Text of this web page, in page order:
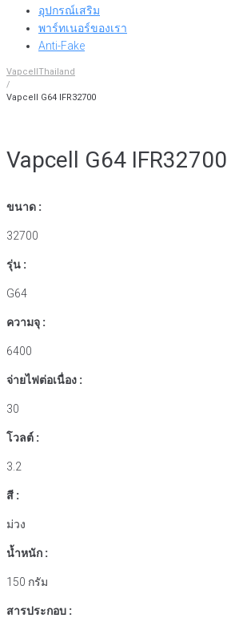
อุปกรณ์เสริม
พาร์ทเนอร์ของเรา
Anti-Fake
VapcellThailand
/
Vapcell G64 IFR32700
Vapcell G64 IFR32700
ขนาด :
32700
รุ่น :
G64
ความจุ :
6400
จ่ายไฟต่อเนื่อง :
30
โวลต์ :
3.2
สี :
ม่วง
น้ำหนัก :
150 กรัม
สารประกอบ :